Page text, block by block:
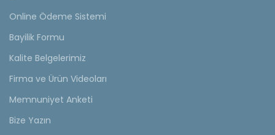
Online Ödeme Sistemi
Bayilik Formu
Kalite Belgelerimiz
Firma ve Ürün Videoları
Memnuniyet Anketi
Bize Yazın